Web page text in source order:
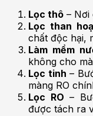
Lọc thô – Nơi
Lọc than
chất độc hại,
Làm mềm
không cho
Lọc tinh –
màng RO
Lọc RO –
được tách ra